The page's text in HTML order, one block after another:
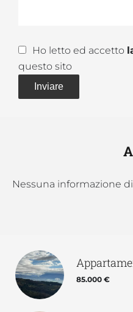
Ho letto ed accetto
questo sito
Inviare
Nessuna informazione
85.000 €